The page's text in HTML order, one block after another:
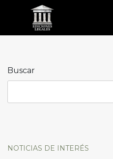
Buscar
NOTICIAS DE INTERÉS